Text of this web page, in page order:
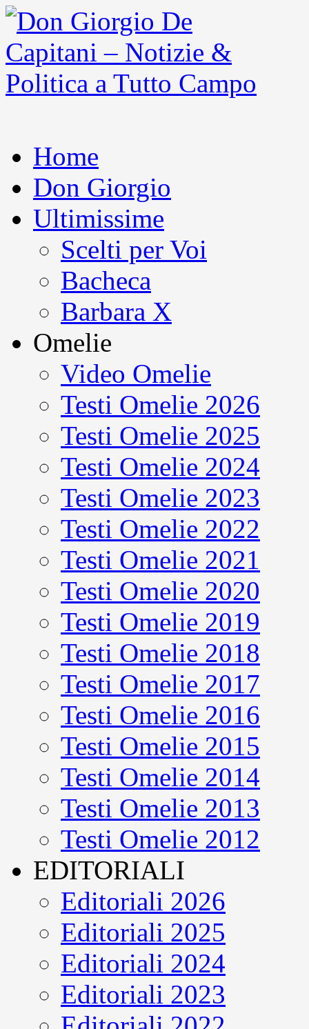
Home
Don Giorgio
Ultimissime
Scelti per Voi
Bacheca
Barbara X
Omelie
Video Omelie
Testi Omelie 2026
Testi Omelie 2025
Testi Omelie 2024
Testi Omelie 2023
Testi Omelie 2022
Testi Omelie 2021
Testi Omelie 2020
Testi Omelie 2019
Testi Omelie 2018
Testi Omelie 2017
Testi Omelie 2016
Testi Omelie 2015
Testi Omelie 2014
Testi Omelie 2013
Testi Omelie 2012
EDITORIALI
Editoriali 2026
Editoriali 2025
Editoriali 2024
Editoriali 2023